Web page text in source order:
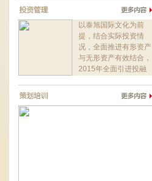
以泰旭国际文化为前
提，结合实际投资情
况，全面推进有形资产
与无形资产有效结合，
2015年全面引进投融